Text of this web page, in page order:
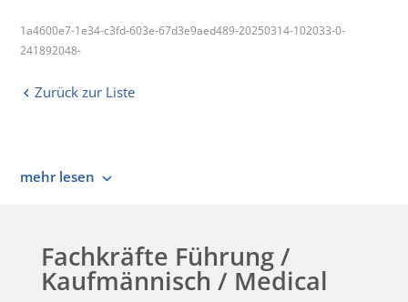
1a4600e7-1e34-c3fd-603e-67d3e9aed489-20250314-102033-0-
241892048-
Zurück zur Liste
mehr lesen
Fachkräfte Führung /
Kaufmännisch / Medical